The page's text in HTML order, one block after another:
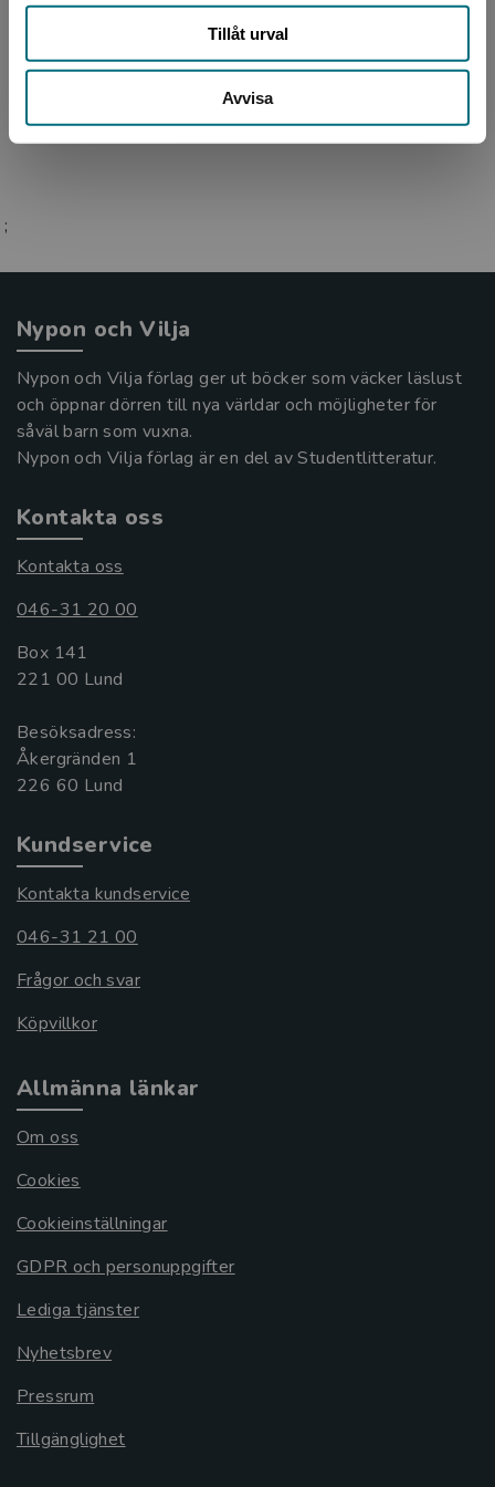
Tillåt urval
Avvisa
ungdomsromanen Gig 1. Sedan dess har han
skrivit många böcker för barn och unga. Han är
född i Hudiksvall, vä...
;
Nypon och Vilja
Nypon och Vilja förlag ger ut böcker som väcker läslust
och öppnar dörren till nya världar och möjligheter för
såväl barn som vuxna.
Nypon och Vilja förlag är en del av Studentlitteratur.
Kontakta oss
Kontakta oss
046-31 20 00
Box 141
221 00 Lund
Besöksadress:
Åkergränden 1
Kundservice
Kontakta kundservice
046-31 21 00
Frågor och svar
Köpvillkor
Allmänna länkar
Om oss
Cookies
Cookieinställningar
GDPR och personuppgifter
Lediga tjänster
Nyhetsbrev
Pressrum
Tillgänglighet